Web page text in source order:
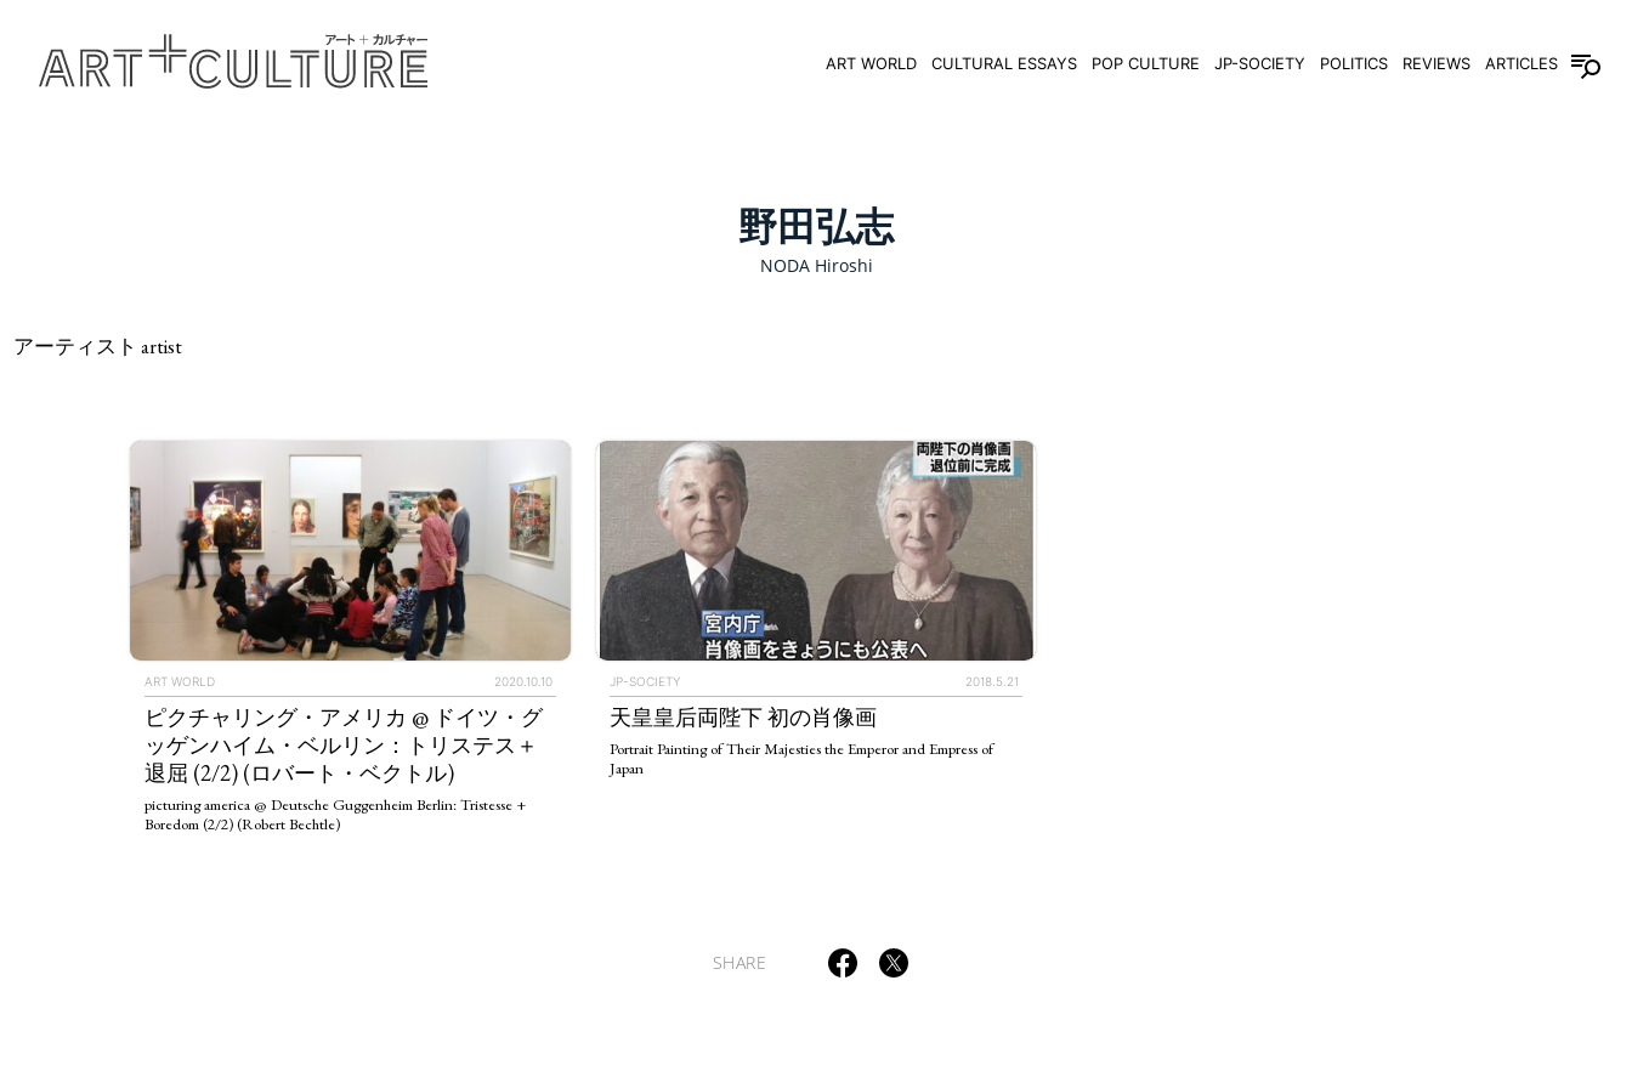
ART WORLD CULTURAL ESSAYS POP CULTURE JP-SOCIETY POLITICS REVIEWS ARTICLES
TAGS
野田弘志
NODA Hiroshi
アーティスト artist
ART WORLD 2020.10.10
ピクチャリング・アメリカ @ ドイツ・グ
ッゲンハイム・ベルリン：トリステス＋
退屈 (2/2) (ロバート・ベクトル)
picturing america @ Deutsche Guggenheim Berlin: Tristesse +
Boredom (2/2) (Robert Bechtle)
JP-SOCIETY 2018.5.21
天皇皇后両陛下 初の肖像画
Portrait Painting of Their Majesties the Emperor and Empress of
Japan
SHARE